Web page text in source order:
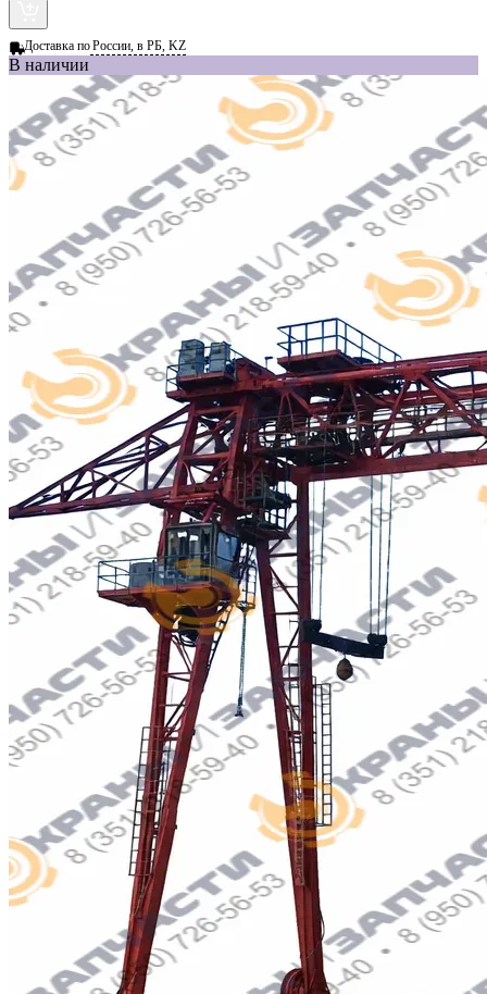
Доставка поРоссии, в РБ, KZ
В наличии